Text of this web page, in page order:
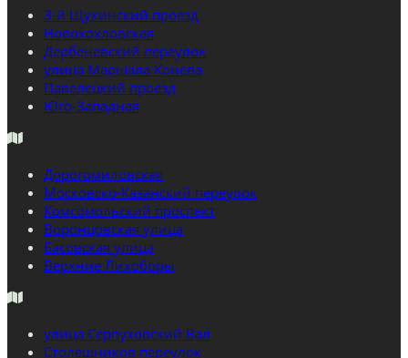
3-й Щукинский проезд
Новохохловская
Дербеневский переулок
улица Маршала Конева
Павелецкий проезд
Юго-Западная
Дорогомиловская
Московско-Казанский переулок
Комсомольский проспект
Воронцовская улица
Басовская улица
Верхние Лихоборы
улица Серпуховский Вал
Столешников переулок